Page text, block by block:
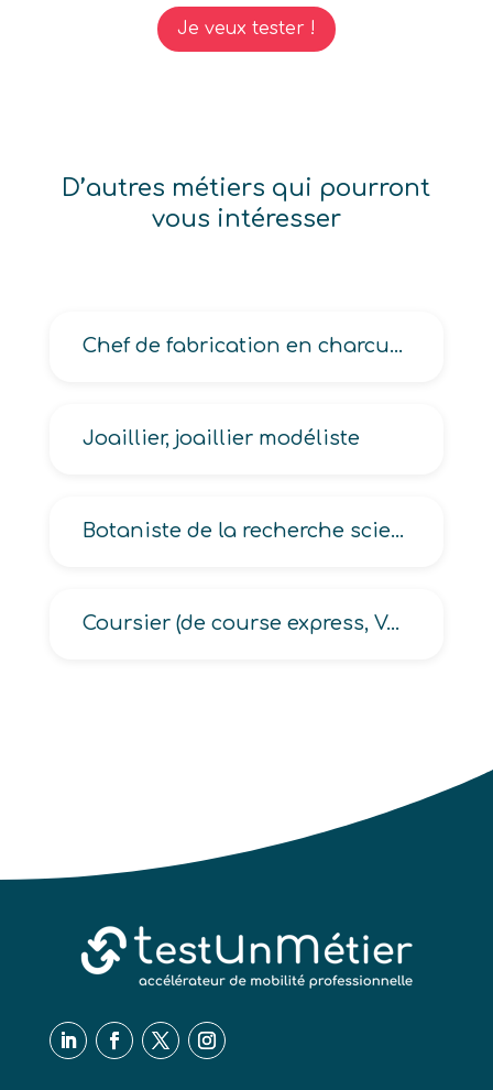
Je veux tester !
D’autres métiers qui pourront
vous intéresser
Chef de fabrication en charcuterie
Joaillier, joaillier modéliste
Botaniste de la recherche scientifique
Coursier (de course express, Véhicule Léger, véhicule 2 roues)